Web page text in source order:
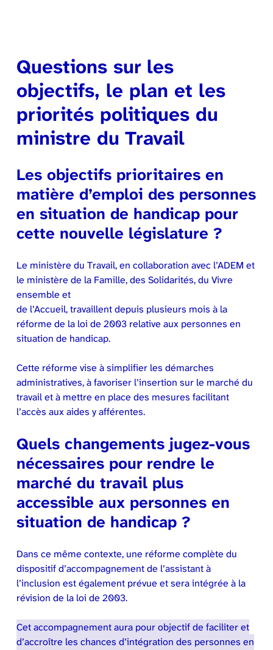
Questions sur les
objectifs, le plan et les
priorités politiques du
ministre du Travail
Les objectifs prioritaires en
matière d’emploi des personnes
en situation de handicap pour
cette nouvelle législature ?
Le ministère du Travail, en collaboration avec l’ADEM et
le ministère de la Famille, des Solidarités, du Vivre
ensemble et
de l’Accueil, travaillent depuis plusieurs mois à la
réforme de la loi de 2003 relative aux personnes en
situation de handicap.
Cette réforme vise à simplifier les démarches
administratives, à favoriser l’insertion sur le marché du
travail et à mettre en place des mesures facilitant
l’accès aux aides y afférentes.
Quels changements jugez-vous
nécessaires pour rendre le
marché du travail plus
accessible aux personnes en
situation de handicap ?
Dans ce même contexte, une réforme complète du
dispositif d’accompagnement de l’assistant à
l’inclusion est également prévue et sera intégrée à la
révision de la loi de 2003.
Cet accompagnement aura pour objectif de faciliter et
d’accroître les chances d’intégration des personnes en